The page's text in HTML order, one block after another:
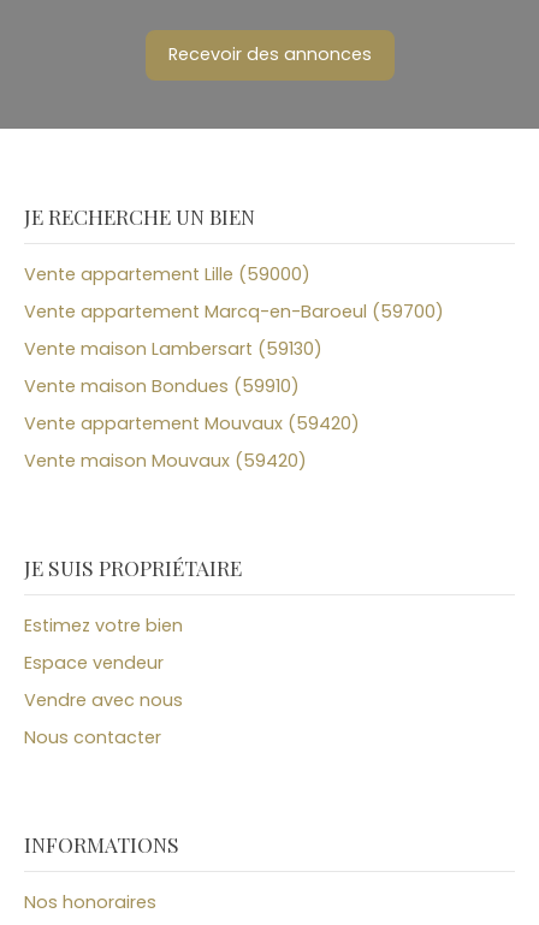
Recevoir des annonces
JE RECHERCHE UN BIEN
Vente appartement Lille (59000)
Vente appartement Marcq-en-Baroeul (59700)
Vente maison Lambersart (59130)
Vente maison Bondues (59910)
Vente appartement Mouvaux (59420)
Vente maison Mouvaux (59420)
JE SUIS PROPRIÉTAIRE
Estimez votre bien
Espace vendeur
Vendre avec nous
Nous contacter
INFORMATIONS
Nos honoraires